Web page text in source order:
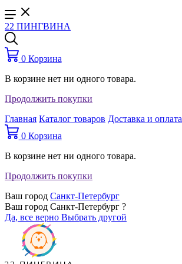
22 ПИНГВИНА
0 Корзина
В корзине нет ни одного товара.
Продолжить покупки
Главная Каталог товаров Доставка и оплата
0 Корзина
В корзине нет ни одного товара.
Продолжить покупки
Ваш город Санкт-Петербург
Ваш город Санкт-Петербург ?
Да, все верно Выбрать другой